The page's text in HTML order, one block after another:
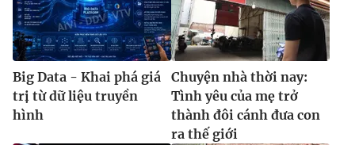
Big Data - Khai phá giá
trị từ dữ liệu truyền
hình
Chuyện nhà thời nay:
Tình yêu của mẹ trở
thành đôi cánh đưa con
ra thế giới